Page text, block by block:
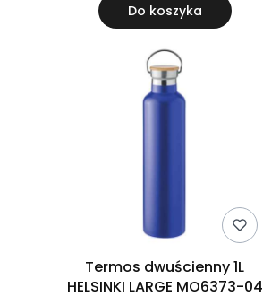
Do koszyka
Termos dwuścienny 1L
HELSINKI LARGE MO6373-04